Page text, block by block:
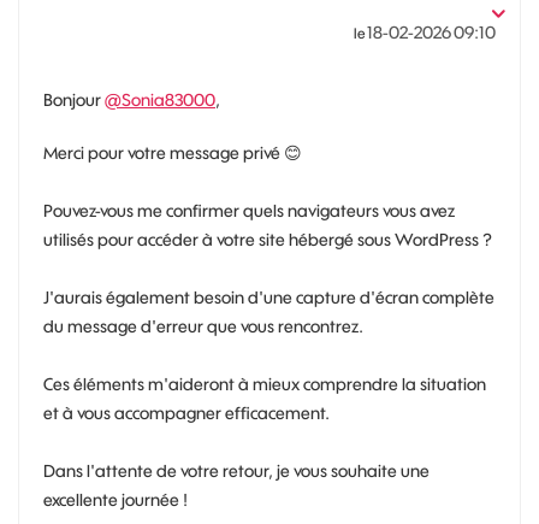
le‎18-02-202609:10
Bonjour@Sonia83000,
Merci pour votre message privé 😊
Pouvez-vous me confirmer quels navigateurs vous avez
utilisés pour accéder à votre site hébergé sous WordPress ?
J'aurais également besoin d'une capture d'écran complète
du message d'erreur que vous rencontrez.
Ces éléments m'aideront à mieux comprendre la situation
et à vous accompagner efficacement.
Dans l'attente de votre retour, je vous souhaite une
excellente journée !